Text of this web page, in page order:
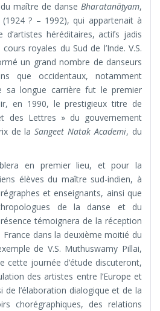
maître de danse Bharatanāṭyam,
(1924 ? – 1992), qui appartenait à
d’artistes héréditaires, actifs jadis
royales du Sud de l’Inde. V.S.
un grand nombre de danseurs
que occidentaux, notamment
longue carrière fut le premier
en 1990, le prestigieux titre de
des Lettres » du gouvernement
de laSangeet Natak Academi, du
en premier lieu, et pour la
élèves du maître sud-indien, à
et enseignants, ainsi que
de la danse et du
témoignera de la réception
France dans la deuxième moitié du
de V.S. Muthuswamy Pillai,
cette journée d’étude discuteront,
des artistes entre l’Europe et
de l’élaboration dialogique et de la
chorégraphiques, des relations